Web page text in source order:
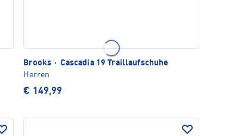
Brooks · Cascadia 19 Traillaufschuhe
Herren
€ 149,99